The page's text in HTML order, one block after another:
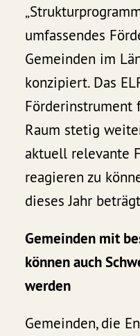
umfassendes
Gemeinden im
konzipiert. Das
Förderinstrument
Raum stetig
aktuell relevante
reagieren zu
dieses Jahr
Gemeinden mit
können auch
werden
Gemeinden, die